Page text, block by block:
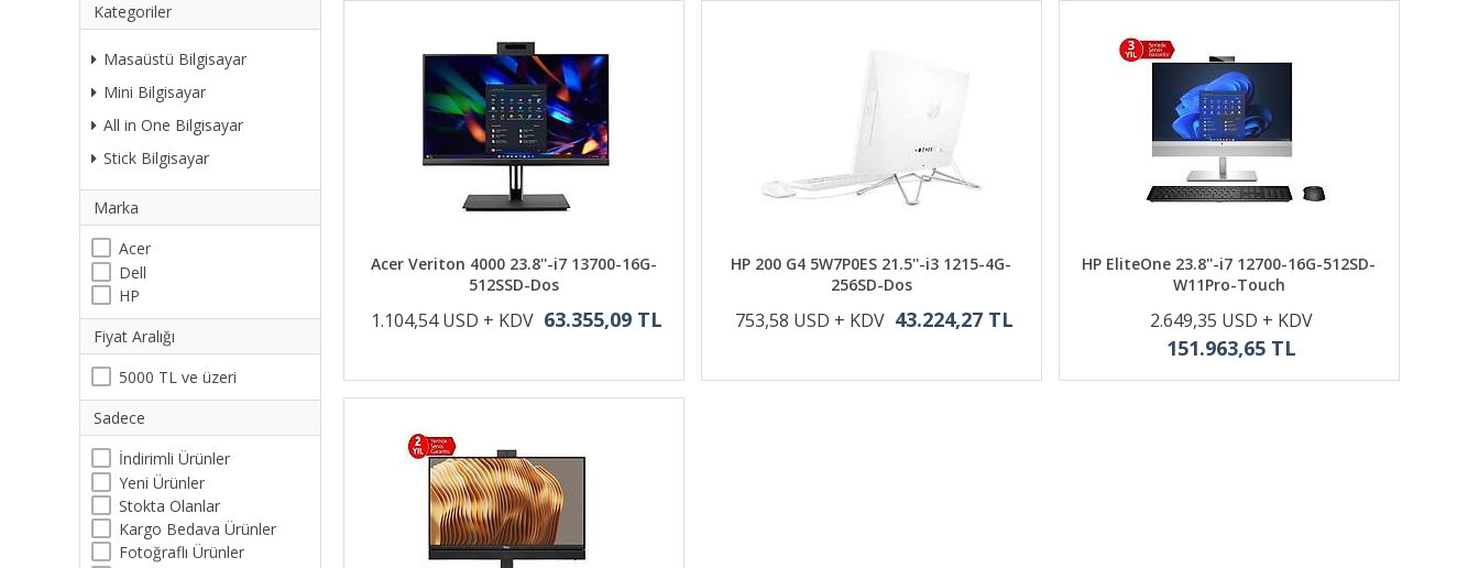
Kategoriler
Masaüstü Bilgisayar
Mini Bilgisayar
All in One Bilgisayar
Stick Bilgisayar
Marka
Acer
Dell
HP
Fiyat Aralığı
5000 TL ve üzeri
Sadece
İndirimli Ürünler
Yeni Ürünler
Stokta Olanlar
Kargo Bedava Ürünler
Fotoğraflı Ürünler
Acer Veriton 4000 23.8''-i7 13700-16G-
512SSD-Dos
1.104,54 USD + KDV 63.355,09 TL
HP 200 G4 5W7P0ES 21.5''-i3 1215-4G-
256SD-Dos
753,58 USD + KDV 43.224,27 TL
HP EliteOne 23.8''-i7 12700-16G-512SD-
W11Pro-Touch
2.649,35 USD + KDV
151.963,65 TL